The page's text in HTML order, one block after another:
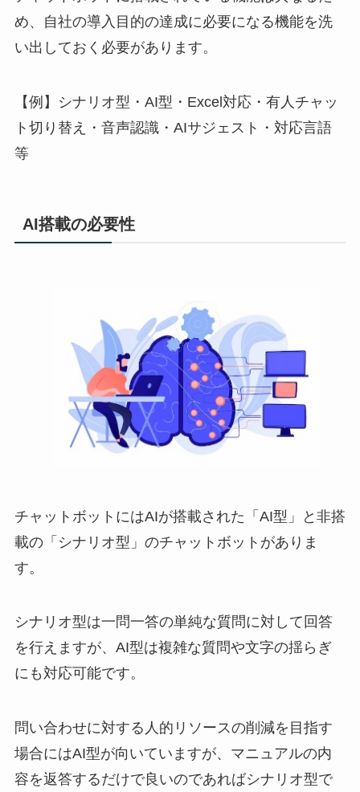
め、自社の導入目的の達成に必要になる機能を洗
い出しておく必要があります。
【例】シナリオ型・ AI型・ Excel対応・有人チャッ
ト切り替え・音声認識・ AIサジェスト・対応言語
等
AI搭載の必要性
チャットボットにはAIが搭載された「 AI型」と非搭
載の「シナリオ型」のチャットボットがありま
す。
シナリオ型は一問一答の単純な質問に対して回答
を行えますが、 AI型は複雑な質問や文字の揺らぎ
にも対応可能です。
問い合わせに対する人的リソースの削減を目指す
場合にはAI型が向いていますが、マニュアルの内
容を返答するだけで良いのであればシナリオ型で